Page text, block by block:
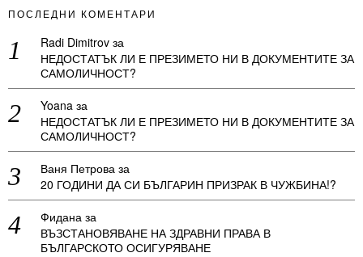
ПОСЛЕДНИ КОМЕНТАРИ
Radi Dimitrov за
НЕДОСТАТЪК ЛИ Е ПРЕЗИМЕТО НИ В ДОКУМЕНТИТЕ ЗА
САМОЛИЧНОСТ?
Yoana за
НЕДОСТАТЪК ЛИ Е ПРЕЗИМЕТО НИ В ДОКУМЕНТИТЕ ЗА
САМОЛИЧНОСТ?
Ваня Петрова за
20 ГОДИНИ ДА СИ БЪЛГАРИН ПРИЗРАК В ЧУЖБИНА!?
Фидана за
ВЪЗСТАНОВЯВАНЕ НА ЗДРАВНИ ПРАВА В
БЪЛГАРСКОТО ОСИГУРЯВАНЕ